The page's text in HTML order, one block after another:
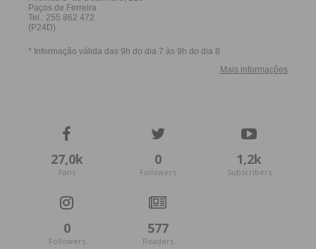
27,0k
Fans
0
Followers
1,2k
Subscribers
0
Followers
577
Readers